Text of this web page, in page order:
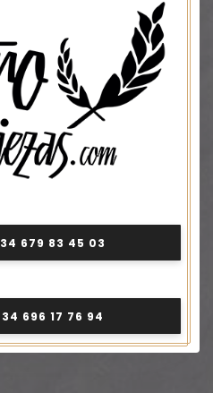
679 83 45 03
696 17 76 94